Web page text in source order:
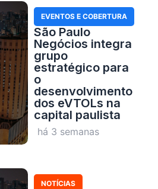
EVENTOS E COBERTURA
São Paulo
Negócios integra
grupo
estratégico para
o
desenvolvimento
dos eVTOLs na
capital paulista
há 3 semanas
NOTÍCIAS